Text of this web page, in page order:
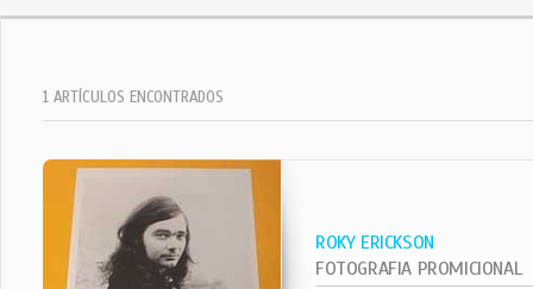
1 ARTÍCULOS ENCONTRADOS
ROKY ERICKSON
FOTOGRAFIA PROMICIONAL